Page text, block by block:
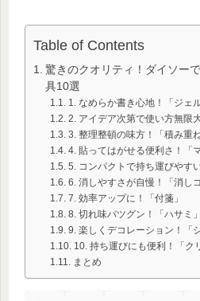
Table of Contents
驚きのクオリティ！ダイソー
具10選
1. なめらか書き心地！「ジェ
2. アイデア次第で使い方無限
3. 整理整頓の味方！「積み重
4. 貼ってはがせる便利さ！「
5. コンパクトで持ち運びやす
6. 消しやすさが自慢！「消しゴ
7. 効率アップに！「付箋」
8. 切れ味バツグン！「ハサミ」
9. 楽しくデコレーション！「シ
10. 持ち運びにも便利！「ク
まとめ